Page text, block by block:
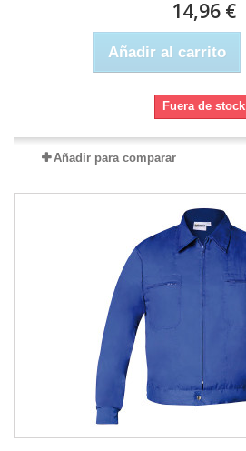
14,96 €
Añadir al carrito
Fuera de stock
Añadir para comparar